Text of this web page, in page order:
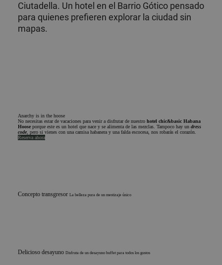
Ciutadella. Un hotel en el Barrio Gótico pensado
para quienes prefieren explorar la ciudad sin
mapas.
Anarchy is in the hoose
No necesitas estar de vacaciones para venir a disfrutar de nuestro hotel chic&basic Habana
Hoose porque este es un hotel que nace y se alimenta de las mezclas. Tampoco hay un dress
code pero si vienes con una camisa habanera y una falda escocesa, nos robarás el corazón.
Reserva ahora
Concepto transgresor La belleza pura de un mestizaje único
Delicioso desayuno Disfruta de un desayuno buffet para todos los gustos